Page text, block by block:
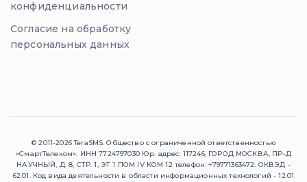
конфиденциальности
Согласие на обработку
персональных данных
© 2011-2026TeraSMS. Общество с ограниченной ответственностью
«СмартТелеком». ИНН 7724797030 Юр. адрес: 117246, ГОРОД МОСКВА, ПР-Д
НАУЧНЫЙ, Д. 8, СТР. 1, ЭТ 1 ПОМ IV КОМ 12 телефон: +79771363472. ОКВЭД -
62.01. Код вида деятельности в области информационных технологий - 12.01